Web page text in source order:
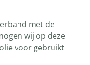
met de
wij op deze
voor gebruikt